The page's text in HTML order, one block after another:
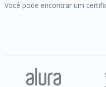
Você pode encontrar um